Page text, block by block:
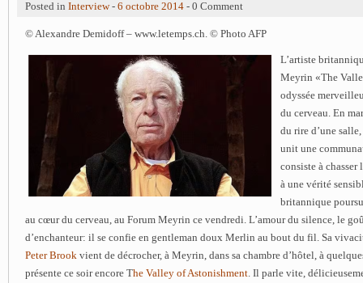
Posted in Interview- 6 octobre 2014 - 0 Comment
© Alexandre Demidoff – www.letemps.ch. © Photo AFP
L’artiste
Meyrin «The
odyssée
du cerveau. En
du rire d’une
unit une
consiste à chasser
à une vérité
britannique
au cœur du cerveau, au Forum Meyrin ce vendredi. L’amour du silence, le
d’enchanteur: il se confie en gentleman doux Merlin au bout du fil. Sa
Peter Brook vient de décrocher, à Meyrin, dans sa chambre d’hôtel, à
présente ce soir encore The Valley of Astonishment. Il parle vite,